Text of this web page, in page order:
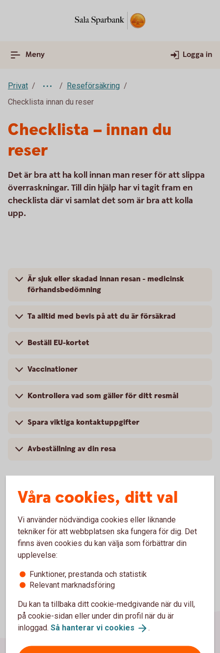
Meny Logga in
Privat
Reseförsäkring
Checklista innan du reser
Checklista – innan du
reser
Det är bra att ha koll innan man reser för att slippa
överraskningar. Till din hjälp har vi tagit fram en
checklista där vi samlat det som är bra att kolla
upp.
Är sjuk eller skadad innan resan - medicinsk
förhandsbedömning
Ta alltid med bevis på att du är försäkrad
Beställ EU-kortet
Vaccinationer
Kontrollera vad som gäller för ditt resmål
Spara viktiga kontaktuppgifter
Avbeställning av din resa
Logga in och se pris för
Våra cookies, ditt val
Vi använder nödvändiga cookies eller liknande
tekniker för att webbplatsen ska fungera för dig. Det
finns även cookies du kan välja som förbättrar din
upplevelse:
Funktioner, prestanda och statistik
Relevant marknadsföring
Du kan ta tillbaka ditt cookie-medgivande när du vill,
på cookie-sidan eller under din profil när du är
inloggad. Så hanterar vi cookies .